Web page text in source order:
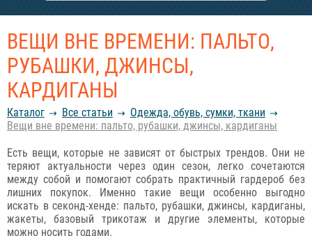
ВЕЩИ ВНЕ ВРЕМЕНИ: ПАЛЬТО,
РУБАШКИ, ДЖИНСЫ,
КАРДИГАНЫ
Каталог Все статьи
Одежда, обувь, сумки, ткани
Вещи вне времени: пальто, рубашки, джинсы, кардиганы
Есть вещи, которые не зависят от быстрых трендов. Они не
теряют актуальности через один сезон, легко сочетаются
между собой и помогают собрать практичный гардероб без
лишних покупок. Именно такие вещи особенно выгодно
искать в секонд-хенде: пальто, рубашки, джинсы, кардиганы,
жакеты, базовый трикотаж и другие элементы, которые
можно носить годами.